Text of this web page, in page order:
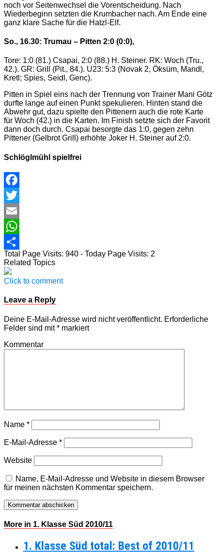
noch vor Seitenwechsel die Vorentscheidung. Nach
Wiederbeginn setzten die Krumbacher nach. Am Ende eine
ganz klare Sache für die Hatzl-Elf.
So., 16.30: Trumau – Pitten 2:0 (0:0),
Tore: 1:0 (81.) Csapai, 2:0 (88.) H. Steiner. RK: Woch (Tru.,
42.). GR: Grill (Pit., 84.). U23: 5:3 (Novak 2, Öksüm, Mandl,
Kretl; Spies, Seidl, Genc).
Pitten in Spiel eins nach der Trennung von Trainer Mani Götz
durfte lange auf einen Punkt spekulieren. Hinten stand die
Abwehr gut, dazu spielte den Pittenern auch die rote Karte
für Woch (42.) in die Karten. Im Finish setzte sich der Favorit
dann doch durch. Csapai besorgte das 1:0, gegen zehn
Pittener (Gelbrot Grill) erhöhte Joker H. Steiner auf 2:0.
Schlöglmühl spielfrei
Facebook
Twitter
Email
WhatsApp
Teilen
Total Page Visits: 940 - Today Page Visits: 2
Related Topics
Click to comment
Leave a Reply
Deine E-Mail-Adresse wird nicht veröffentlicht. Erforderliche
Felder sind mit* markiert
Kommentar
Name *
E-Mail-Adresse *
Website
Name, E-Mail-Adresse und Website in diesem Browser
für meinen nächsten Kommentar speichern.
More in 1. Klasse Süd 2010/11
1. Klasse Süd total: Best of 2010/11